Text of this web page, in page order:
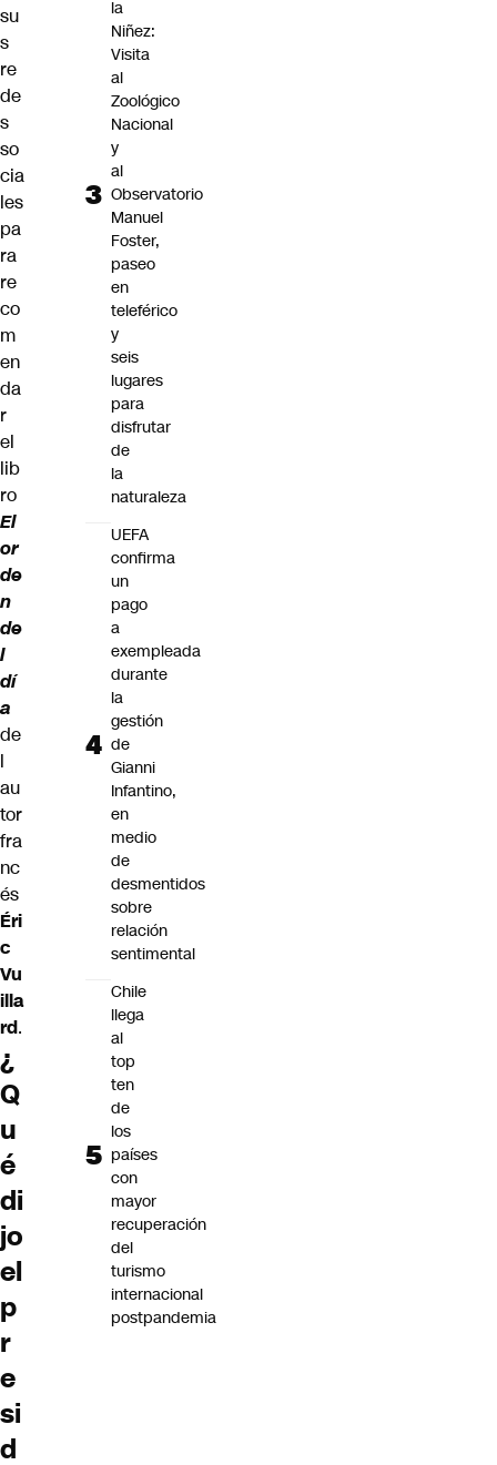
su
s
re
de
s
so
cia
les
pa
ra
re
co
m
en
da
r
el
lib
ro
El
or
de
n
de
l
dí
a
de
l
au
tor
fra
nc
és
Éri
c
Vu
illa
rd.
¿
Q
u
é
di
jo
el
p
r
e
si
d
la
Niñez:
Visita
al
Zoológico
Nacional
y
al
Observatorio
Manuel
Foster,
paseo
en
teleférico
y
seis
lugares
para
disfrutar
de
la
naturaleza
UEFA
confirma
un
pago
a
exempleada
durante
la
gestión
de
Gianni
Infantino,
en
medio
de
desmentidos
sobre
relación
sentimental
Chile
llega
al
top
ten
de
los
países
con
mayor
recuperación
del
turismo
internacional
postpandemia